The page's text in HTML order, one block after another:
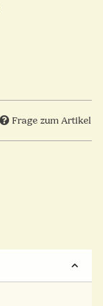
Frage zum Artikel